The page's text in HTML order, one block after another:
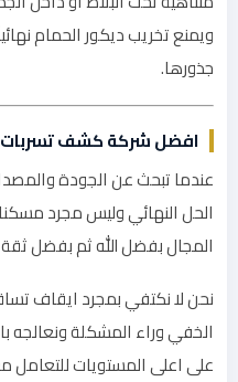
ويمنع تخريب ديكور الحمام
جذورها.
افضل شركة كشف تسربات
عندما تبحث عن الجودة
الحل النهائي وليس مجرد
المجال بفضل الله ثم بفضل ثقة
نحن لا نكتفي بمجرد ايقاف
الخفي وراء المشكلة ونعالجه
على اعلى المستويات للتعامل